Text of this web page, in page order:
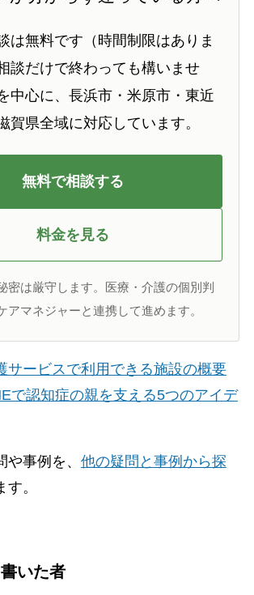
は無料です（時間制限はありま
談だけで終わっても構いませ
中心に、長浜市・米原市・東近
賀県全域に対応しています。
無料で相談する
料金を見る
密は厳守します。医療・介護の個別判
アマネジャーと連携して進めます。
サービスで利用できる施設の概要
で認知症の親を支える5つのアイデ
や事例を、 他の疑問と事例から探
。
いた者